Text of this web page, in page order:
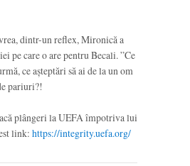
dintr-un reflex, Mironică a
pe care o are pentru Becali. ”Ce
ce așteptări să ai de la un om
pariuri?!
plângeri la UEFA împotriva lui
link: https://integrity.uefa.org/